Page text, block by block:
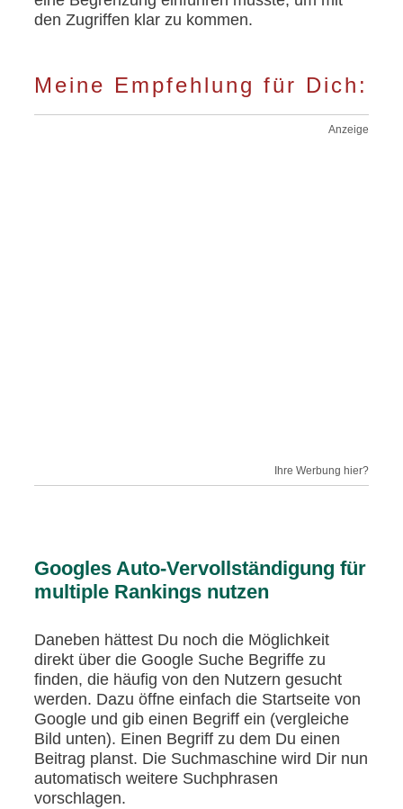
den Zugriffen klar zu kommen.
Meine Empfehlung für Dich:
Anzeige
Ihre Werbung hier?
Googles Auto-Vervollständigung für
multiple Rankings nutzen
Daneben hättest Du noch die Möglichkeit
direkt über die Google Suche Begriffe zu
finden, die häufig von den Nutzern gesucht
werden. Dazu öffne einfach die Startseite von
Google und gib einen Begriff ein (vergleiche
Bild unten). Einen Begriff zu dem Du einen
Beitrag planst. Die Suchmaschine wird Dir nun
automatisch weitere Suchphrasen
vorschlagen.